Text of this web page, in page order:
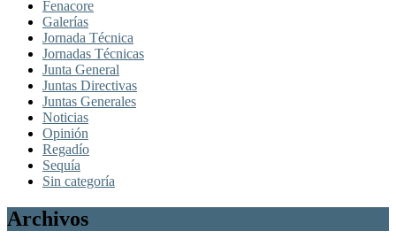
Fenacore
Galerías
Jornada Técnica
Jornadas Técnicas
Junta General
Juntas Directivas
Juntas Generales
Noticias
Opinión
Regadío
Sequía
Sin categoría
Archivos